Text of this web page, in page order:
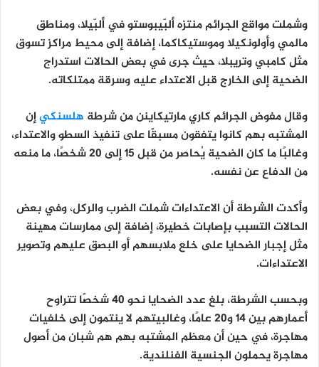
وشملت مواقع الجرائم منتزه ألبّيبوستو في ألبّيلا، ومناطق
مالمي وأولونكيلا وموستيكاكما، إضافة إلى محيط مراكز تسوق
مثل كامبي وتريبلا، حيث جرى في بعض الحالات استدراج
الضحية إلى الخارج قبل الاعتداء عليه وسرقة ممتلكاته.
وقال مفوض الجرائم كاري مارتيكاينن من شرطة هلسنكيإن
المشتبه بهم كانوا يتفقون مسبقًا على تنفيذ السطو والاعتداء،
وغالبًا ما كان الضحية يُحاصر من قبل 15 إلى 20 شخصًا، ما منعه
من الدفاع عن نفسه.
وأكدت الشرطة أن الاعتداءات شملت الضرب والركل، وفي بعض
الحالات التسبب بإصابات خطيرة، إضافة إلى ممارسات مهينة
مثل إجبار الضحايا على خلع ملابسهم أو البصق عليهم وتصوير
الاعتداءات.
وبحسب الشرطة، بلغ عدد الضحايا نحو 40 شخصًا تتراوح
أعمارهم بين 14 و20 عامًا، وغالبيتهم لا ينتمون إلى خلفيات
مهاجرة، في حين أن معظم المشتبه بهم هم شبان من أصول
مهاجرة يحملون الجنسية الفنلندية.